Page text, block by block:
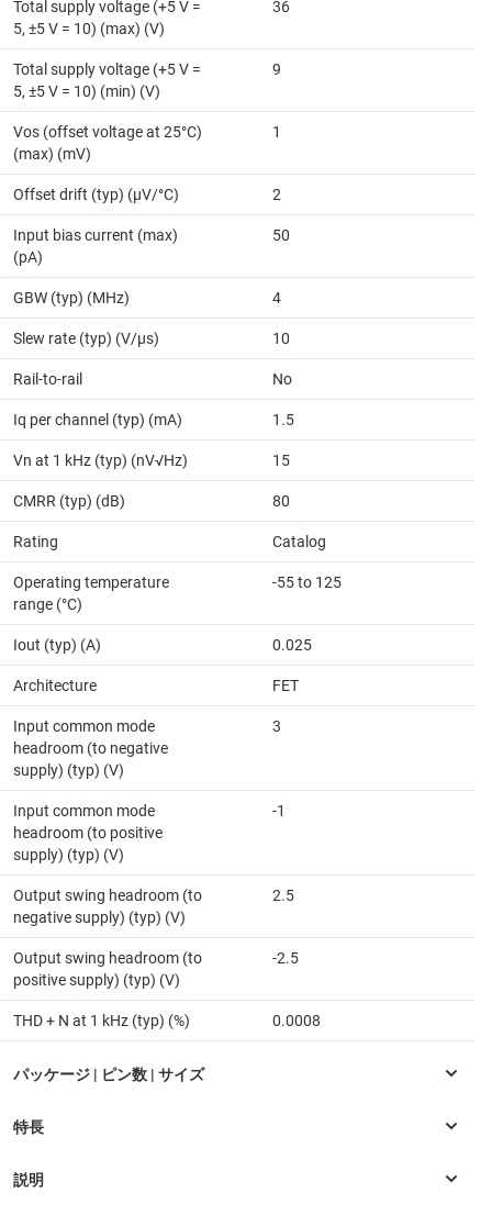
Total supply voltage (+5 V =
5, ±5 V = 10) (max) (V)
36
Total supply voltage (+5 V =
5, ±5 V = 10) (min) (V)
9
Vos (offset voltage at 25°C)
(max) (mV)
1
Offset drift (typ) (µV/°C) 2
Input bias current (max)
(pA)
50
GBW (typ) (MHz) 4
Slew rate (typ) (V/µs) 10
Rail-to-rail No
Iq per channel (typ) (mA) 1.5
Vn at 1 kHz (typ) (nV√Hz) 15
CMRR (typ) (dB) 80
Rating Catalog
Operating temperature
range (°C)
-55 to 125
Iout (typ) (A) 0.025
Architecture FET
Input common mode
headroom (to negative
supply) (typ) (V)
3
Input common mode
headroom (to positive
supply) (typ) (V)
-1
Output swing headroom (to
negative supply) (typ) (V)
2.5
Output swing headroom (to
positive supply) (typ) (V)
-2.5
THD + N at 1 kHz (typ) (%) 0.0008